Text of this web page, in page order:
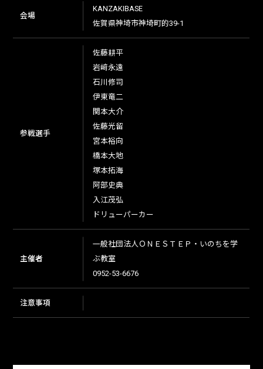
会場
KANZAKIBASE
佐賀県神埼市神埼町的39-1
参戦選手
佐藤耕平
岩﨑永遠
石川修司
伊東竜二
関本大介
佐藤光留
宮本裕向
橋本大地
塚本拓海
阿部史典
入江茂弘
ドリューパーカー
主催者
一般社団法人ＯＮＥＳＴＥＰ・いのちを学
ぶ教室
0952-53-6676
注意事項